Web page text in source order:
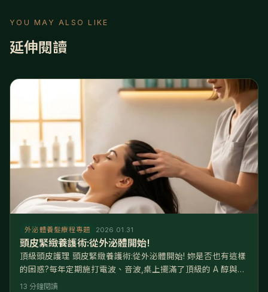
YOU MAY ALSO LIKE
延伸閱讀
外泌體養髮療程專題 2026.01.31
頭皮緊緻養護術:從外泌體開始!
頂級頭皮護理 頭皮緊緻養護術:從外泌體開始! 妳是否也有這樣
的困惑?每年定期施打電波、音波,桌上擺滿了頂級的 A 醇與胜
肽精華,但看著鏡子,總覺得眼尾依然有些下垂,輪廓線不夠緊緻,
13 分鐘閱讀